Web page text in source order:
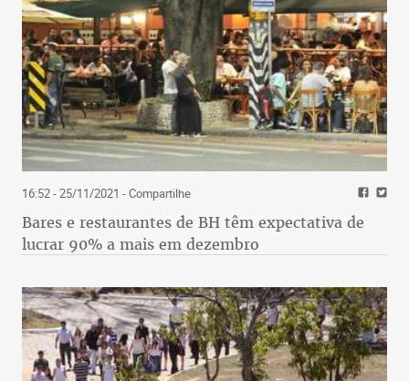
16:52 - 25/11/2021 - Compartilhe
Bares e restaurantes de BH têm expectativa de
lucrar 90% a mais em dezembro